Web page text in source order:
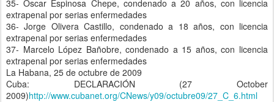
35- Oscar Espinosa Chepe, condenado a 20 años, con licencia
extrapenal por serias enfermedades
36- Jorge Olivera Castillo, condenado a 18 años, con licencia
extrapenal por serias enfermedades
37- Marcelo López Bañobre, condenado a 15 años, con licencia
extrapenal por serias enfermedades
La Habana, 25 de octubre de 2009
Cuba: DECLARACIÓN (27 October
2009)http://www.cubanet.org/CNews/y09/octubre09/27_C_6.html